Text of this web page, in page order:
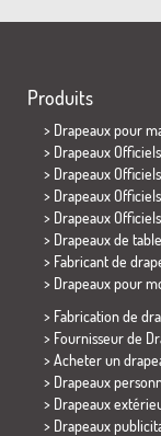
Produits
> Drapeaux pour
> Drapeaux
> Drapeaux
> Drapeaux
> Drapeaux
> Drapeaux de table
> Fabricant de
> Drapeaux pour
> Fabrication de
> Fournisseur de
> Acheter un
> Drapeaux
> Drapeaux
> Drapeaux